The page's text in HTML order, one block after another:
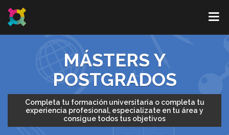
MÁSTERS Y
POSTGRADOS
Completa tu formación universitaria o completa tu
experiencia profesional, especialízate en tu área y
consigue todos tus objetivos